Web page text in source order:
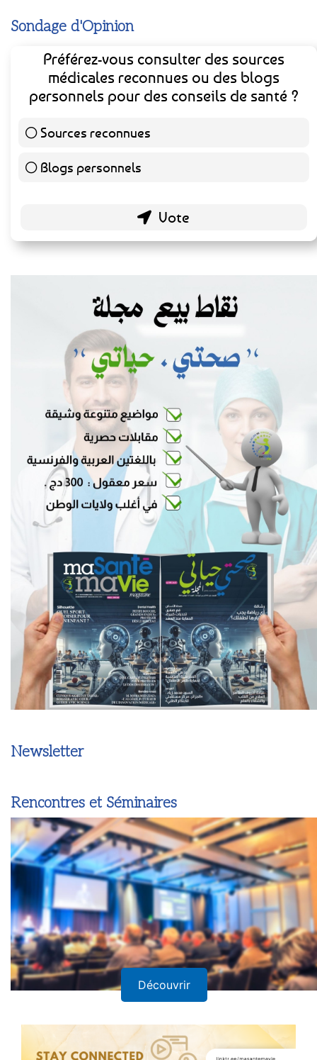
Sondage d'Opinion
Préférez-vous consulter des sources
médicales reconnues ou des blogs
personnels pour des conseils de santé ?
Sources reconnues
Blogs personnels
Newsletter
Rencontres et Séminaires
Découvrir